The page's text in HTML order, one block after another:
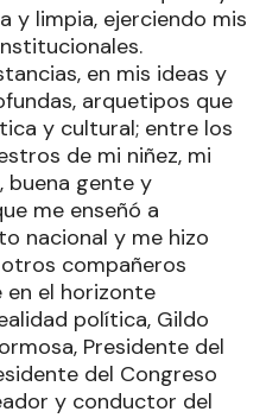
y limpia, ejerciendo mis
en mis ideas y
arquetipos que
y cultural; entre los
de mi niñez, mi
buena gente y
me enseñó a
nacional y me hizo
compañeros
el horizonte
política, Gildo
Presidente del
del Congreso
y conductor del